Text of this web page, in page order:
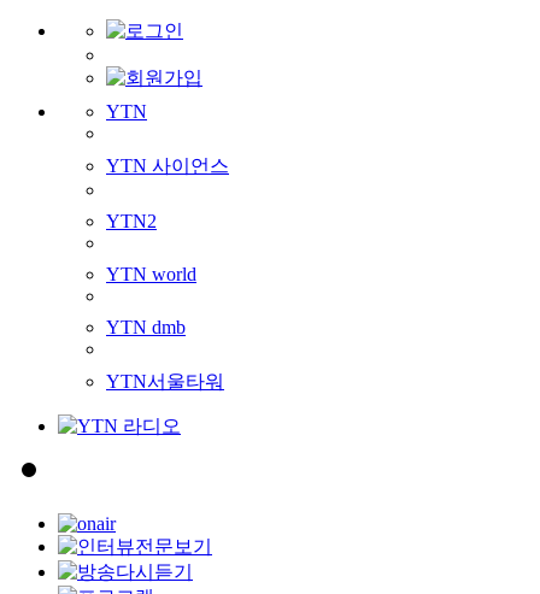
YTN
YTN 사이언스
YTN2
YTN world
YTN dmb
YTN서울타워